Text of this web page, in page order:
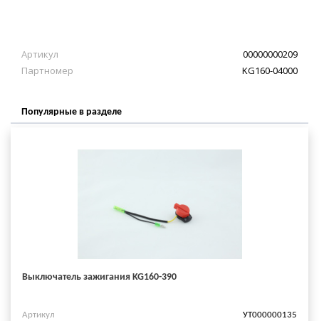
Артикул
00000000209
Партномер
KG160-04000
Популярные в разделе
Выключатель зажигания KG160-390
Артикул
УТ000000135